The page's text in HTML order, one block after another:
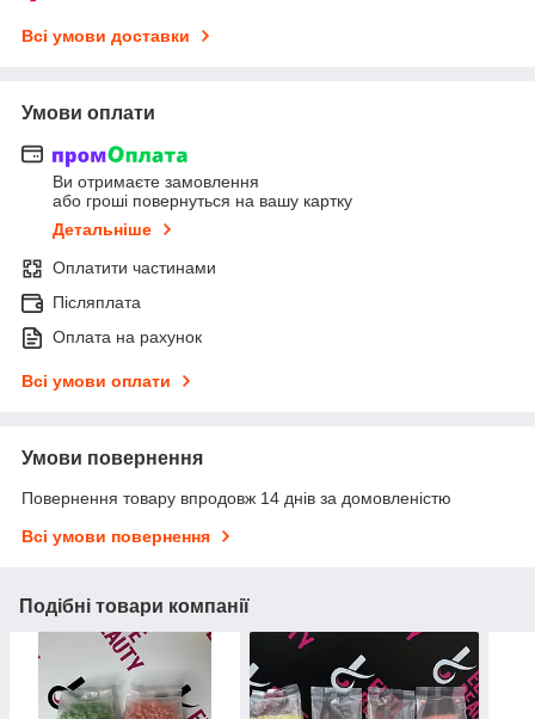
Всі умови доставки
Умови оплати
Ви отримаєте замовлення
або гроші повернуться на вашу картку
Детальніше
Оплатити частинами
Післяплата
Оплата на рахунок
Всі умови оплати
Умови повернення
Повернення товару впродовж 14 днів за домовленістю
Всі умови повернення
Подібні товари компанії